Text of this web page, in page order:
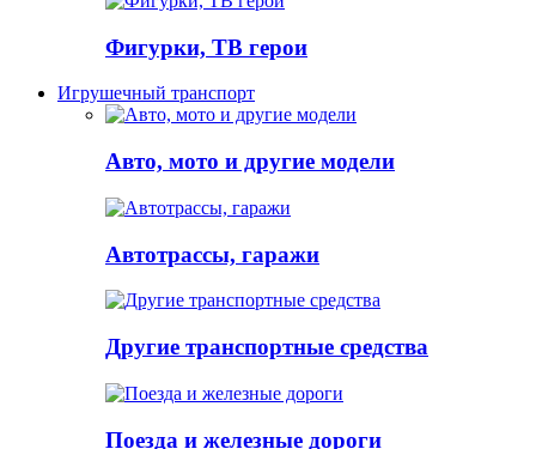
Фигурки, ТВ герои
Игрушечный транспорт
Авто, мото и другие модели
Автотрассы, гаражи
Другие транспортные средства
Поезда и железные дороги